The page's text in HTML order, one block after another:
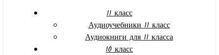
11 класс
Аудиоучебники 11 класс
Аудиокниги для 11 класса
10 класс